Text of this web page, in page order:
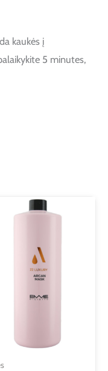
kaukės į
5 minutes,